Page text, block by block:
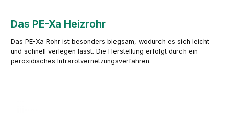
Das PE-Xa Heizrohr
Das PE-Xa Rohr ist besonders biegsam, wodurch es sich leicht
und schnell verlegen lässt. Die Herstellung erfolgt durch ein
peroxidisches Infrarotvernetzungsverfahren.